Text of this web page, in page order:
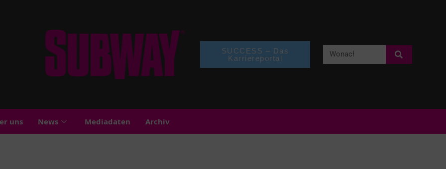
SUCCESS – Das
Karriereportal
uns News Mediadaten Archiv